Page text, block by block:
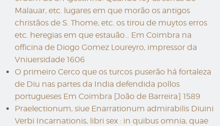
Malauar, etc. lugares em que morão os antigos
christãos de S. Thome, etc. os tirou de muytos erros
etc. heregias em que estauão... Em Coimbra na
officina de Diogo Gomez Loureyro, impressor da
Vniuersidade 1606
O primeiro Cerco que os turcos puserão há fortaleza
de Diu nas partes da India defendida pollos
portugueses Em Coimbra [João de Barreira] 1589
Praelectionum, siue Enarrationum admirabilis Diuini
Verbi Incarnationis, libri sex : in quibus omnia, quae